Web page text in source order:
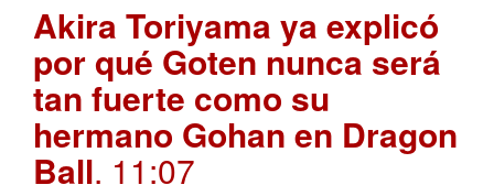
Akira Toriyama ya explicó
por qué Goten nunca será
tan fuerte como su
hermano Gohan en Dragon
Ball. 11:07